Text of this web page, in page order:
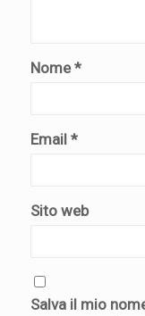
Nome*
Email *
Sito web
Salva il mio